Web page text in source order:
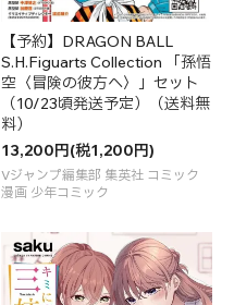
【予約】DRAGON BALL
S.H.Figuarts Collection 「孫悟
空〈冒険の彼方へ〉」セット
（10/23頃発送予定）（送料無
料）
13,200円(税1,200円)
Vジャンプ編集部 集英社 コミック
漫画 少年コミック